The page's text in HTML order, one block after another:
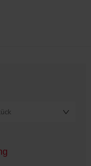
4-seitig, 64 Seiten